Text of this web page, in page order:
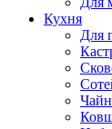
Кухня
Для